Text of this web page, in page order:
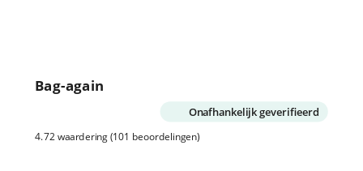
Bag-again
Onafhankelijk geverifieerd
4.72 waardering (101 beoordelingen)